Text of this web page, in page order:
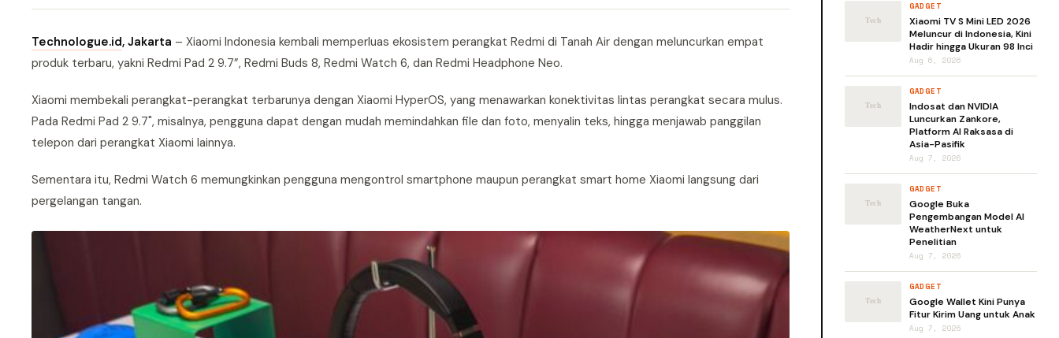
Technologue.id, Jakarta – Xiaomi Indonesia kembali memperluas ekosistem perangkat Redmi di Tanah Air dengan meluncurkan empat
produk terbaru, yakni Redmi Pad 2 9.7”, Redmi Buds 8, Redmi Watch 6, dan Redmi Headphone Neo.
Xiaomi membekali perangkat-perangkat terbarunya dengan Xiaomi HyperOS, yang menawarkan konektivitas lintas perangkat secara mulus.
Pada Redmi Pad 2 9.7", misalnya, pengguna dapat dengan mudah memindahkan file dan foto, menyalin teks, hingga menjawab panggilan
telepon dari perangkat Xiaomi lainnya.
Sementara itu, Redmi Watch 6 memungkinkan pengguna mengontrol smartphone maupun perangkat smart home Xiaomi langsung dari
pergelangan tangan.
GADGET
Xiaomi TV S Mini LED 2026
Meluncur di Indonesia, Kini
Hadir hingga Ukuran 98 Inci
Aug 6, 2026
GADGET
Indosat dan NVIDIA
Luncurkan Zankore,
Platform AI Raksasa di
Asia-Pasifik
Aug 7, 2026
GADGET
Google Buka
Pengembangan Model AI
WeatherNext untuk
Penelitian
Aug 7, 2026
GADGET
Google Wallet Kini Punya
Fitur Kirim Uang untuk Anak
Aug 7, 2026